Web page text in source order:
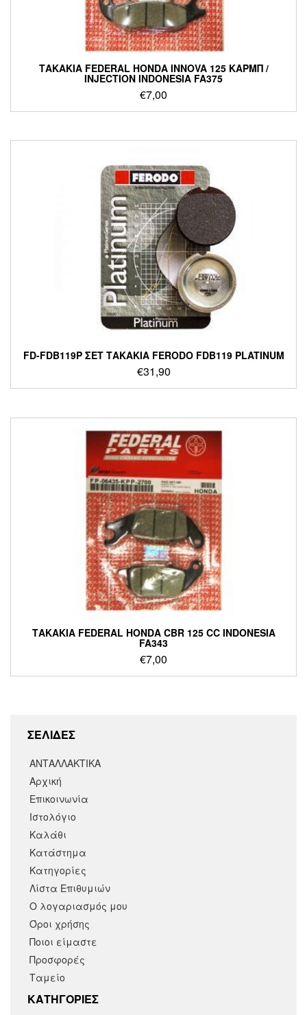
ΤΑΚΑΚΙΑ FEDERAL HONDA INNOVA 125 ΚΑΡΜΠ /
INJECTION INDONESIA FA375
€7,00
FD-FDB119P ΣΕΤ ΤΑΚΑΚΙΑ FERODO FDB119 PLATINUM
€31,90
ΤΑΚΑΚΙΑ FEDERAL HONDA CBR 125 CC INDONESIA
FA343
€7,00
ΣΕΛΙΔΕΣ
ΑΝΤΑΛΛΑΚΤΙΚΑ
Αρχική
Επικοινωνία
Ιστολόγιο
Καλάθι
Κατάστημα
Κατηγορίες
Λίστα Επιθυμιών
Ο λογαριασμός μου
Όροι χρήσης
Ποιοι είμαστε
Προσφορές
Ταμείο
KΑΤΗΓΟΡΙΕΣ